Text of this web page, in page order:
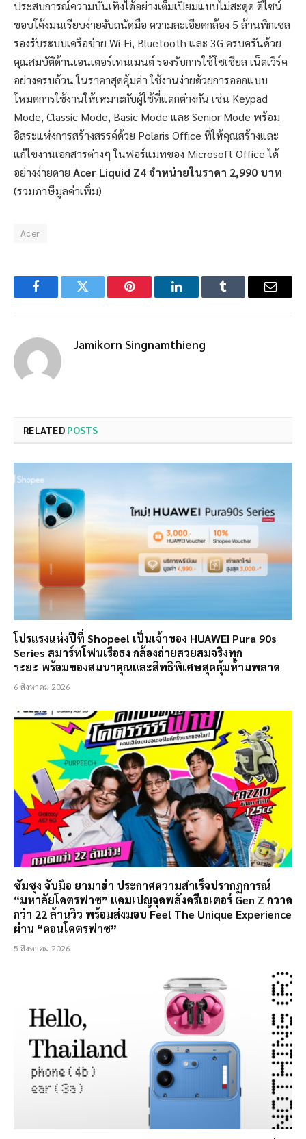
ประสบการณ์ความบันเทิงได้อย่างเต็มเปี่ยมแบบไม่สะดุด ดีไซน์
ขอบโค้งมนเรียบง่ายจับถนัดมือ ความละเอียดกล้อง 5 ล้านพิกเซล
รองรับระบบเครือข่าย Wi-Fi, Bluetooth และ 3G ครบครันด้วย
คุณสมบัติด้านเอนเตอร์เทนเมนต์ รองรับการใช้โซเชียล เน็ตเวิร์ค
อย่างครบถ้วน ในราคาสุดคุ้มค่า ใช้งานง่ายด้วยการออกแบบ
โหมดการใช้งานให้เหมาะกับผู้ใช้ที่แตกต่างกัน เช่น Keypad
Mode, Classic Mode, Basic Mode และ Senior Mode พร้อม
อิสระแห่งการสร้างสรรค์ด้วย Polaris Office ที่ให้คุณสร้างและ
แก้ไขงานเอกสารต่างๆ ในฟอร์แมทของ Microsoft Office ได้
อย่างง่ายดาย Acer Liquid Z4 จำหน่ายในราคา 2,990 บาท
(รวมภาษีมูลค่าเพิ่ม)
Acer
FacebookTwitter Pinterest LinkedInTumblr Email
Jamikorn Singnamthieng
RELATED POSTS
โปรแรงแห่งปีที่ Shopee! เป็นเจ้าของ HUAWEI Pura 90s
Series สมาร์ทโฟนเรือธง กล้องถ่ายสวยสมจริงทุก
ระยะ พร้อมของสมนาคุณและสิทธิพิเศษสุดคุ้มห้ามพลาด
6 สิงหาคม 2026
ซัมซุง จับมือ ยามาฮ่า ประกาศความสำเร็จปรากฏการณ์
“มหาลัยโคตรฟาซ” แคมเปญจุดพลังครีเอเตอร์ Gen Z กวาด
กว่า 22 ล้านวิว พร้อมส่งมอบ Feel The Unique Experience
ผ่าน “คอนโคตรฟาซ”
5 สิงหาคม 2026